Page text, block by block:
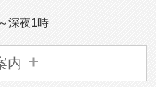
深夜1時
内